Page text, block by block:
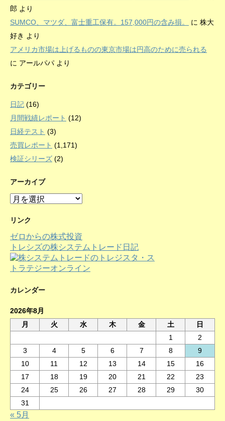
郎 より
SUMCO、マツダ、富士重工保有。157,000円の含み損。
に 株大
好き より
アメリカ市場は上げるものの東京市場は円高のために売られる
に アールパパ より
カテゴリー
日記 (16)
月間戦績レポート (12)
日経テスト (3)
売買レポート (1,171)
検証シリーズ (2)
アーカイブ
ア
カ
ブ
リンク
ゼロからの株式投資
トレシズの株システムトレード日記
カレンダー
2026年8月
月
火 水 木 金 土
日
1
2
3
4 5 6 7 8
9
10
11 12 13 14 15
16
17
18 19 20 21 22
23
24
25 26 27 28 29
30
31
« 5月